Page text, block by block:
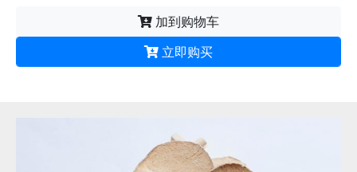
加到购物车
立即购买